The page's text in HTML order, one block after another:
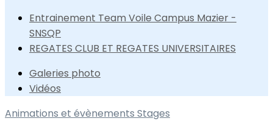
Entrainement Team Voile Campus Mazier -
SNSQP
REGATES CLUB ET REGATES UNIVERSITAIRES
Galeries photo
Vidéos
Animations et évènements Stages